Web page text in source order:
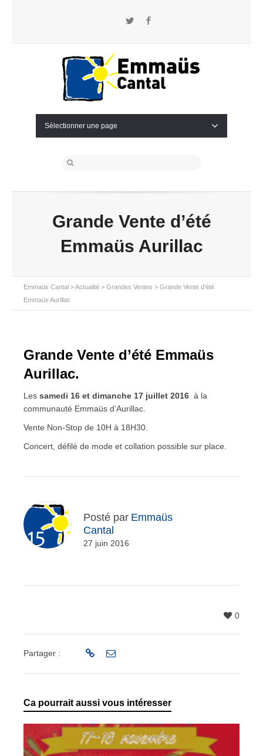
Twitter
Sélectionner une page
Grande Vente d’été
Emmaüs Aurillac
Emmaüs Cantal >Actualité > Grandes Ventes > Grande Vente d’été
Emmaüs Aurillac
Grande Vente d’été Emmaüs
Aurillac.
Les samedi 16 et dimanche 17 juillet 2016 à la
communauté Emmaüs d’Aurillac.
Vente Non-Stop de 10H à 18H30.
Concert, défilé de mode et collation possible sur place.
Posté par Emmaüs
Cantal
27 juin 2016
0
Partager :
Ca pourrait aussi vous intéresser